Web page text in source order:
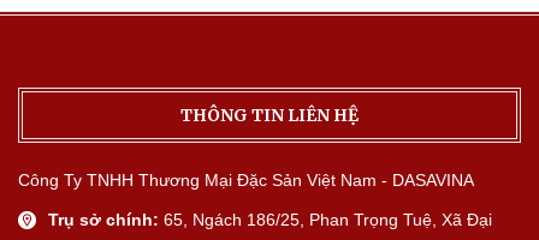
THÔNG TIN LIÊN HỆ
Công Ty TNHH Thương Mại Đặc Sản Việt Nam - DASAVINA
Trụ sở chính: 65, Ngách 186/25, Phan Trọng Tuệ, Xã Đại